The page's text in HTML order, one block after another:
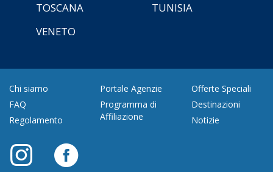
TOSCANA
TUNISIA
VENETO
Chi siamo
FAQ
Regolamento
Portale Agenzie
Programma di
Affiliazione
Offerte Speciali
Destinazioni
Notizie